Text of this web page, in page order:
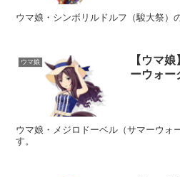
ウマ娘・シンボリルドルフ（駿大祭）
ウマ娘
【ウマ
ーウォー
ウマ娘・メジロドーベル（サマーウォ
す。